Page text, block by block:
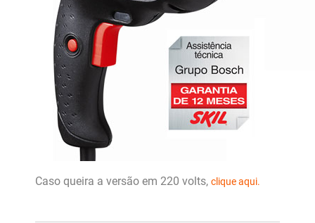
Caso queira a versão em 220 volts, clique aqui.